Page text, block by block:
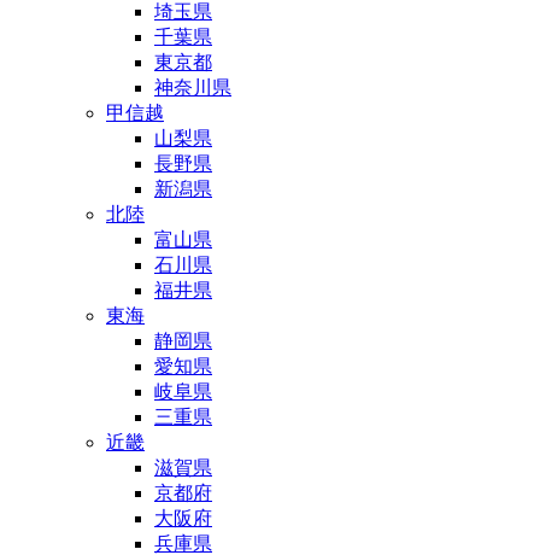
埼玉県
千葉県
東京都
神奈川県
甲信越
山梨県
長野県
新潟県
北陸
富山県
石川県
福井県
東海
静岡県
愛知県
岐阜県
三重県
近畿
滋賀県
京都府
大阪府
兵庫県